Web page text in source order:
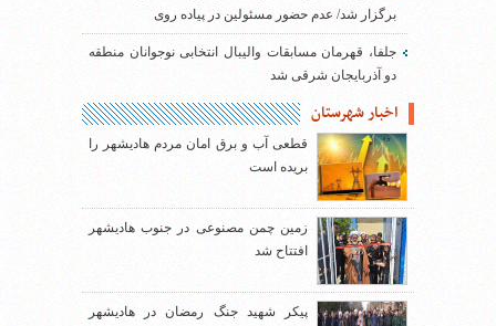
برگزار شد/ عدم حضور مسئولین در پیاده روی
جلفا، قهرمان مسابقات والیبال انتخابی نوجوانان منطقه
دو آذربایجان شرقی شد
اخبار شهرستان
قطعی آب و برق امان مردم هادیشهر را
بریده است
زمین چمن مصنوعی در جنوب هادیشهر
افتتاح شد
پیکر شهید جنگ رمضان در هادیشهر